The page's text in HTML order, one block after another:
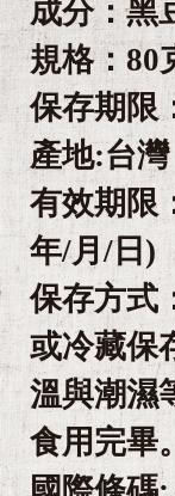
成分：黑
規格：80
保存期限
產地:台灣
有效期限
年/月/日)
保存方式
或冷藏保
溫與潮濕
食用完畢